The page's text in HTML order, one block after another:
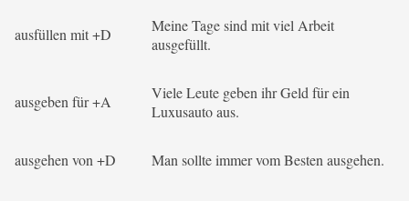
ausfüllen mit +D
Meine Tage sind mit viel Arbeit
ausgefüllt.
ausgeben für +A
Viele Leute geben ihr Geld für ein
Luxusauto aus.
ausgehen von +D Man sollte immer vom Besten ausgehen.